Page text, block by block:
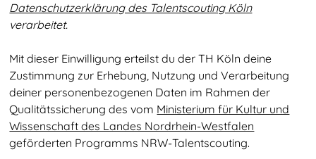
Datenschutzerklärung des Talentscouting Köln
verarbeitet.
Mit dieser Einwilligung erteilst du der TH Köln deine
Zustimmung zur Erhebung, Nutzung und Verarbeitung
deiner personenbezogenen Daten im Rahmen der
Qualitätssicherung des vom Ministerium für Kultur und
Wissenschaft des Landes Nordrhein-Westfalen
geförderten Programms NRW-Talentscouting.